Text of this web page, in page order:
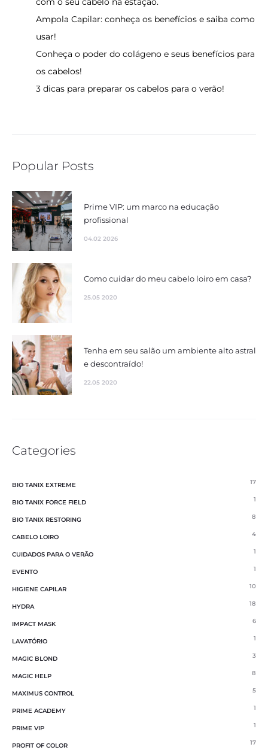
Ampola Capilar: conheça os benefícios e saiba como
usar!
Conheça o poder do colágeno e seus benefícios para
os cabelos!
3 dicas para preparar os cabelos para o verão!
Popular Posts
Prime VIP: um marco na educação
profissional
04.02 2026
Como cuidar do meu cabelo loiro em casa?
25.05 2020
Tenha em seu salão um ambiente alto astral
e descontraído!
22.05 2020
Categories
BIO TANIX EXTREME 17
BIO TANIX FORCE FIELD 1
BIO TANIX RESTORING 8
CABELO LOIRO 4
CUIDADOS PARA O VERÃO 1
EVENTO 1
HIGIENE CAPILAR 10
HYDRA 18
IMPACT MASK 6
LAVATÓRIO 1
MAGIC BLOND 3
MAGIC HELP 8
MAXIMUS CONTROL 5
PRIME ACADEMY 1
PRIME VIP 1
PROFIT OF COLOR 17